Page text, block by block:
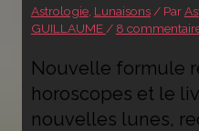
Astrologie, Lunaisons/ Par
GUILLAUME / 8
Nouvelle formule
horoscopes et le
nouvelles lunes,